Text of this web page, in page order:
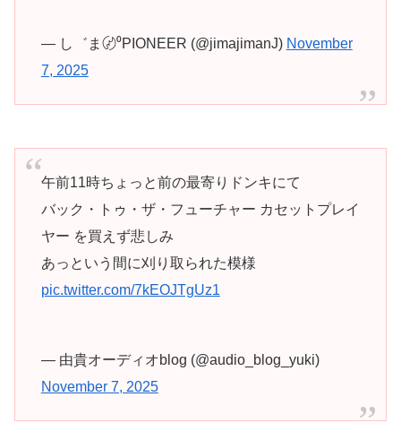
— し゛ま〄⁰PIONEER (@jimajimanJ) November
7, 2025
午前11時ちょっと前の最寄りドンキにて
バック・トゥ・ザ・フューチャー カセットプレイ
ヤー を買えず悲しみ
あっという間に刈り取られた模様
pic.twitter.com/7kEOJTgUz1
— 由貴オーディオblog (@audio_blog_yuki)
November 7, 2025